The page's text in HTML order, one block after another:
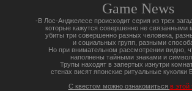
Game News
-В Лос-Анджелесе происходит серия из трех
которые кажутся совершенно не связанными
убиты три совершенно разных человека,
и социальных групп, разными
Но при внимательном рассмотрении видно,
наполнены тайными знаками и
Трупы находят в запертых изнутри
стенах висят японские ритуальные куколки
С квестом можно ознакомиться в этой